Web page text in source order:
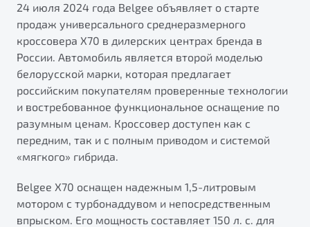
Яркий кроссовер
от 2 219 990 ₽*
Обзор В наличии
S50
Записаться на тест-драйв
ФИНАНСЫ И УСЛУГИ
Автокредит
Трейд-ин
Страхование
Расчет КАСКО
Техническое обслуживание
Калькулятор ТО
ПОДДЕРЖКА
Гарантия Belgee
Belgee Линк
Belgee Клуб
Реферальная программа
Клиентская поддержка
BELGEE В РОССИИ
О бренде
О дилерском центре
Правовая информация
24 июля 2024 года Belgee объявляет о старте
продаж универсального среднеразмерного
кроссовера X70 в дилерских центрах бренда в
России. Автомобиль является второй моделью
белорусской марки, которая предлагает
российским покупателям проверенные технологии
и востребованное функциональное оснащение по
разумным ценам. Кроссовер доступен как с
передним, так и с полным приводом и системой
«мягкого» гибрида.
Belgee X70 оснащен надежным 1,5-литровым
мотором с турбонаддувом и непосредственным
впрыском. Его мощность составляет 150 л. с. для